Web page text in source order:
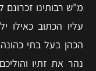
מ"ש רבותינו
עליו הכתוב
הכהן בעל בתי
נהר את זתיו